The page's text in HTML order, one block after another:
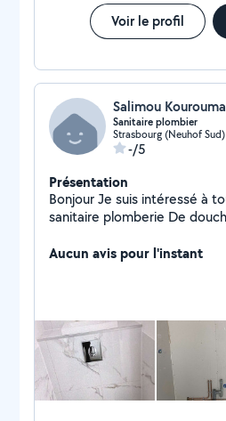
Voir le profil
Salimou Kourouma
Sanitaire plombier
Strasbourg (Neuhof Sud)
-/5
Présentation
Bonjour Je suis intéressé à tout type des travaux
sanitaire plomberie De douche, salle de la bains ,
Aucun avis pour l'instant